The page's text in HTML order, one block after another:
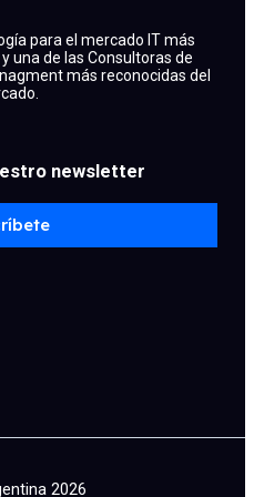
para el mercado IT más
una de las Consultoras de
más reconocidas del
newsletter
2026